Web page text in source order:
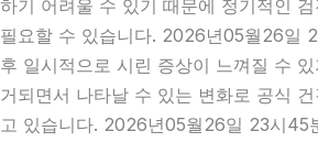
하기 어려울 수 있기 때문에 정기적인
필요할 수 있습니다. 2026년05월26일
후 일시적으로 시린 증상이 느껴질 수
거되면서 나타날 수 있는 변화로 공식
고 있습니다. 2026년05월26일 23시45